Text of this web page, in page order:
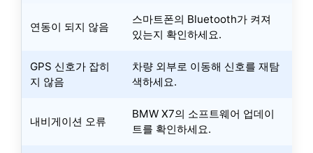
연동이 되지 않음
스마트폰의 Bluetooth가 켜져
있는지 확인하세요.
GPS 신호가 잡히
지 않음
차량 외부로 이동해 신호를 재탐
색하세요.
내비게이션 오류
BMW X7의 소프트웨어 업데이
트를 확인하세요.